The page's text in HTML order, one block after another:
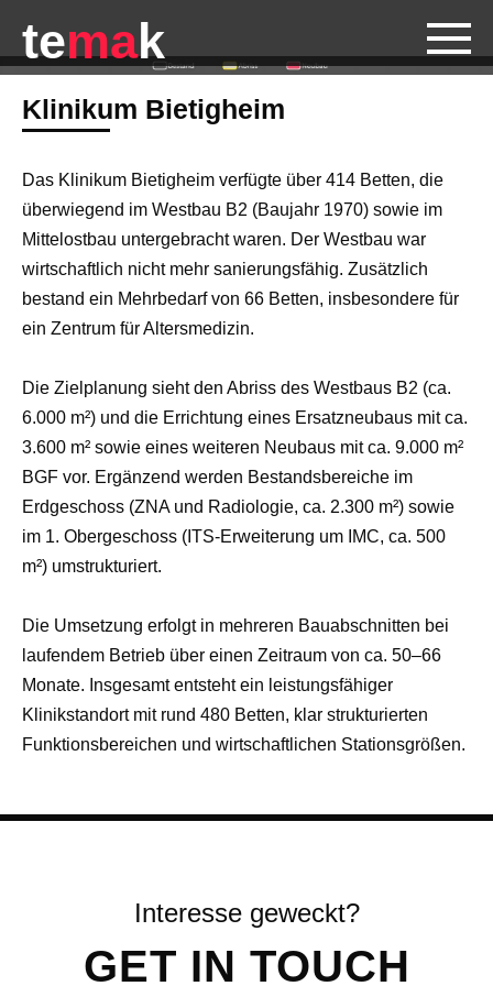
temak
Klinikum Bietigheim
Das Klinikum Bietigheim verfügte über 414 Betten, die
überwiegend im Westbau B2 (Baujahr 1970) sowie im
Mittelostbau untergebracht waren. Der Westbau war
wirtschaftlich nicht mehr sanierungsfähig. Zusätzlich
bestand ein Mehrbedarf von 66 Betten, insbesondere für
ein Zentrum für Altersmedizin.
Die Zielplanung sieht den Abriss des Westbaus B2 (ca.
6.000 m²) und die Errichtung eines Ersatzneubaus mit ca.
3.600 m² sowie eines weiteren Neubaus mit ca. 9.000 m²
BGF vor. Ergänzend werden Bestandsbereiche im
Erdgeschoss (ZNA und Radiologie, ca. 2.300 m²) sowie
im 1. Obergeschoss (ITS-Erweiterung um IMC, ca. 500
m²) umstrukturiert.
Die Umsetzung erfolgt in mehreren Bauabschnitten bei
laufendem Betrieb über einen Zeitraum von ca. 50–66
Monate. Insgesamt entsteht ein leistungsfähiger
Klinikstandort mit rund 480 Betten, klar strukturierten
Funktionsbereichen und wirtschaftlichen Stationsgrößen.
GET IN TOUCH